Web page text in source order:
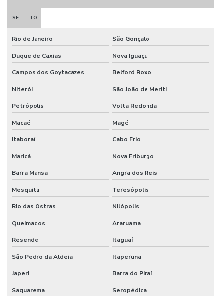
Projeto de alarme de incêndio
Projeto para aprovação corpo de bombeiros
Projeto de combate a incêndio
Projeto de combate a incêndio valor
Projeto corpo de bombeiros
Projeto de detecção e alarme de incêndio
Projeto de hidrante
Projeto contra incêndio
Projeto de incêndio e pânico
Projeto de infraestrutura industrial
Projeto de prevenção e combate a incêndio e pânico
SE TO
Rio de Janeiro São Gonçalo
Duque de Caxias Nova Iguaçu
Campos dos Goytacazes Belford Roxo
Niterói São João de Meriti
Petrópolis Volta Redonda
Macaé Magé
Itaboraí Cabo Frio
Maricá Nova Friburgo
Barra Mansa Angra dos Reis
Mesquita Teresópolis
Rio das Ostras Nilópolis
Queimados Araruama
Resende Itaguaí
São Pedro da Aldeia Itaperuna
Japeri Barra do Piraí
Saquarema Seropédica